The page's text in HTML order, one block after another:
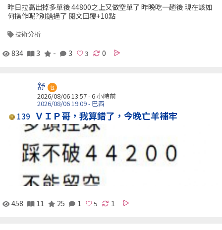
昨日拉高出掉多單後 44800之上又做空單了 昨晚吃一趟後 現在該如
何操作呢?別錯過了 閱文回覆+10點
技術分析
834 3 - 3 0
舒 包
2026/08/06 13:57 -6 小時前
2026/08/06 19:09 - 巴西
139 ＶＩＰ哥，我算錯了，今晚亡羊補牢
458 11 25 1 1